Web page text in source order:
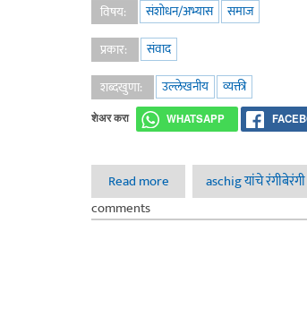
विषय: संशोधन/अभ्यास
समाज
प्रकार:
संवाद
शब्दखुणा:
उल्लेखनीय व्यक्ती
शेअर करा WHATSAPP
Read more about महानतेपलीकडे –
aschig यांचे
comments